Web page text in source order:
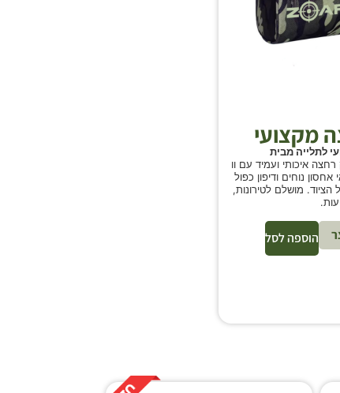
מקצועי
לתלייה מבית
איכותי ועמיד עם וו
נוחים ודיפון כפול
הציוד. מושלם לטירונות,
הוספה לסל